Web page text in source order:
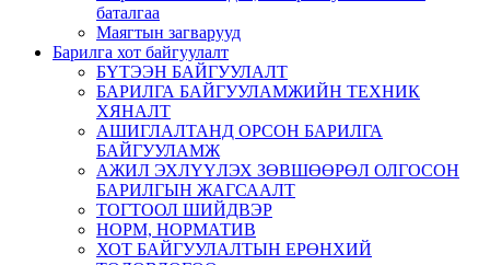
баталгаа
Маягтын загварууд
Барилга хот байгуулалт
БҮТЭЭН БАЙГУУЛАЛТ
БАРИЛГА БАЙГУУЛАМЖИЙН ТЕХНИК
ХЯНАЛТ
АШИГЛАЛТАНД ОРСОН БАРИЛГА
БАЙГУУЛАМЖ
АЖИЛ ЭХЛҮҮЛЭХ ЗӨВШӨӨРӨЛ ОЛГОСОН
БАРИЛГЫН ЖАГСААЛТ
ТОГТООЛ ШИЙДВЭР
НОРМ, НОРМАТИВ
ХОТ БАЙГУУЛАЛТЫН ЕРӨНХИЙ